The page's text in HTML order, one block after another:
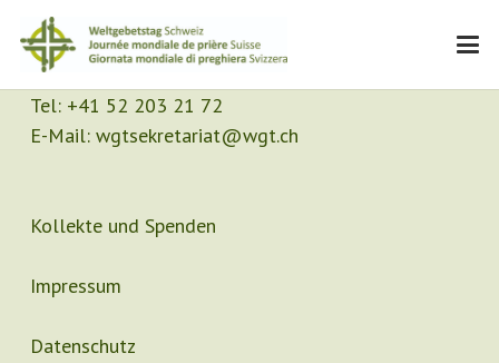
Kontakt
Sekretariat
Tel: +41 52 203 21 72
E-Mail: wgtsekretariat@wgt.ch
Kollekte und Spenden
Impressum
Datenschutz